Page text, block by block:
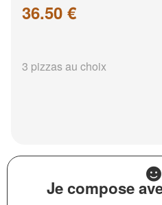
36.50 €
3 pizzas au choix
Je compose